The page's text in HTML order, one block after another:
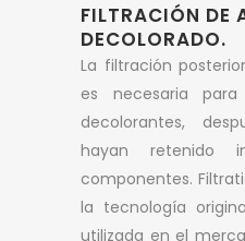
FILTRACIÓN DE
DECOLORADO.
La filtración
es necesaria
decolorantes,
hayan retenido
componentes.
la tecnología
utilizada en el